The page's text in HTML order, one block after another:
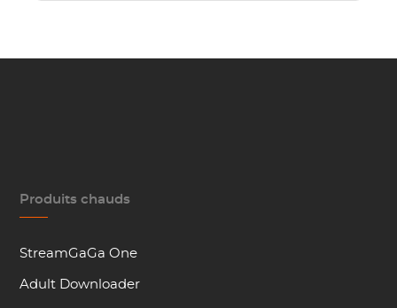
Produits chauds
StreamGaGa One
Adult Downloader